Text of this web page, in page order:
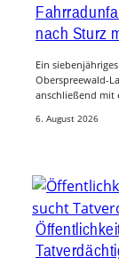
nach Sturz
Ein
Oberspreewald-
anschließend mit
6. August 2026